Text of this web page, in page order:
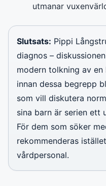
utmanar
Slutsats: Pippi
diagnos –
modern tolkning av
innan dessa begrepp
som vill diskutera
sina barn är serien ett
För dem som söker
rekommenderas
vårdpersonal.